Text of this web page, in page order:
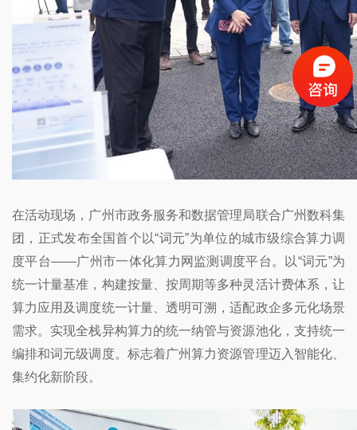
在活动现场，广州市政务服务和数据管理局联合广州数科集
团 ，正式发布全国首个以“词元”为单位的城市级综合算力调
度平台——广州市一体化算力网监测调度平台。以“词元”为
统一计量基准，构建按量、按周期等多种灵活计费体系，让
算力应用及调度统一计量、透明可溯，适配政企多元化场景
需求。实现全栈异构算力的统一纳管与资源池化，支持统一
编排和词元级调度。标志着广州算力资源管理迈入智能化、
集约化新阶段。